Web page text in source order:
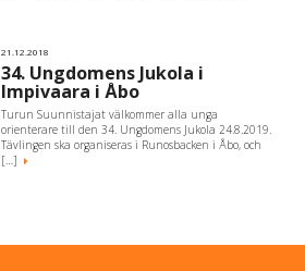
21.12.2018
34. Ungdomens Jukola i
Impivaara i Åbo
Turun Suunnistajat välkommer alla unga
orienterare till den 34. Ungdomens Jukola 24.8.2019.
Tävlingen ska organiseras i Runosbacken i Åbo, och
[…]